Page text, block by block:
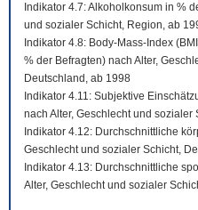
Indikator 4.7: Alkoholkonsum in %
und sozialer Schicht, Region, ab
Indikator 4.8: Body-Mass-Index
% der Befragten) nach Alter,
Deutschland, ab 1998
Indikator 4.11: Subjektive
nach Alter, Geschlecht und
Indikator 4.12: Durchschnittliche
Geschlecht und sozialer Schicht,
Indikator 4.13: Durchschnittliche
Alter, Geschlecht und sozialer